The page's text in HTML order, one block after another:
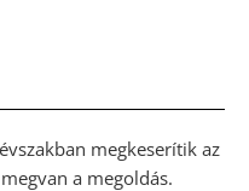
megkeserítik az
a megoldás.